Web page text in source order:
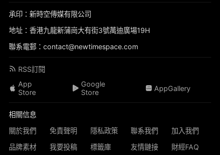
承印：新時空傳媒有限公司
地址：香港九龍新蒲崗大有街3號萬迪廣場19H
聯系電郵：contact@newtimespace.com
RSS訂閱
App
Store
Google
Store
AppGallery
相關信息
關於我們
免責聲明 隱私政策 聯系我們
加入我們
品牌素材
我要投稿 標籤庫 友情鏈接 財經FAQ